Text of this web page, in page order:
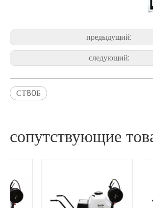
предыдущий:
следующий:
СТ80Б
сопутствующие